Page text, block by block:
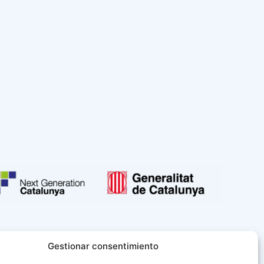
Gestionar consentimiento